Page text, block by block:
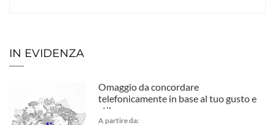
IN EVIDENZA
Omaggio da concordare
telefonicamente in base al tuo gusto e
stile.
A partire da: